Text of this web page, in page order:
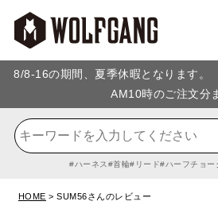
8/8-16の期間、夏季休暇となります
AM10時のご注文分
ハーネス 首輪 リード ハーフチョー
HOME SUM56さんのレビュー